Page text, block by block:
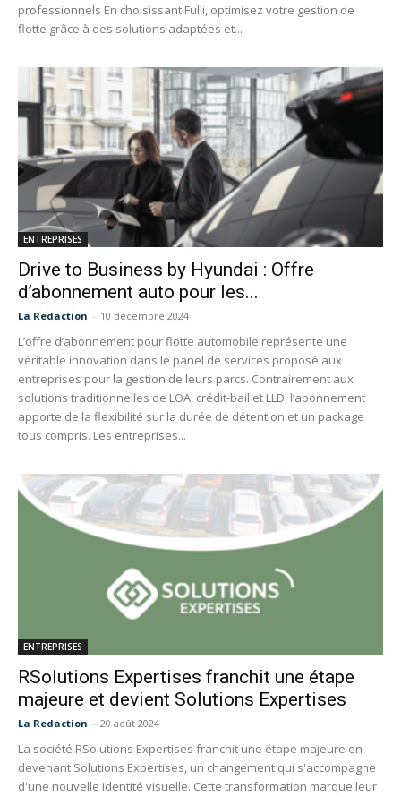
professionnels En choisissant Fulli, optimisez votre gestion de
flotte grâce à des solutions adaptées et...
ENTREPRISES
Drive to Business by Hyundai : Offre
d’abonnement auto pour les...
La Redaction - 10 décembre 2024
L’offre d’abonnement pour flotte automobile représente une
véritable innovation dans le panel de services proposé aux
entreprises pour la gestion de leurs parcs. Contrairement aux
solutions traditionnelles de LOA, crédit-bail et LLD, l’abonnement
apporte de la flexibilité sur la durée de détention et un package
tous compris. Les entreprises...
ENTREPRISES
RSolutions Expertises franchit une étape
majeure et devient Solutions Expertises
La Redaction - 20 août 2024
La société RSolutions Expertises franchit une étape majeure en
devenant Solutions Expertises, un changement qui s'accompagne
d'une nouvelle identité visuelle. Cette transformation marque leur